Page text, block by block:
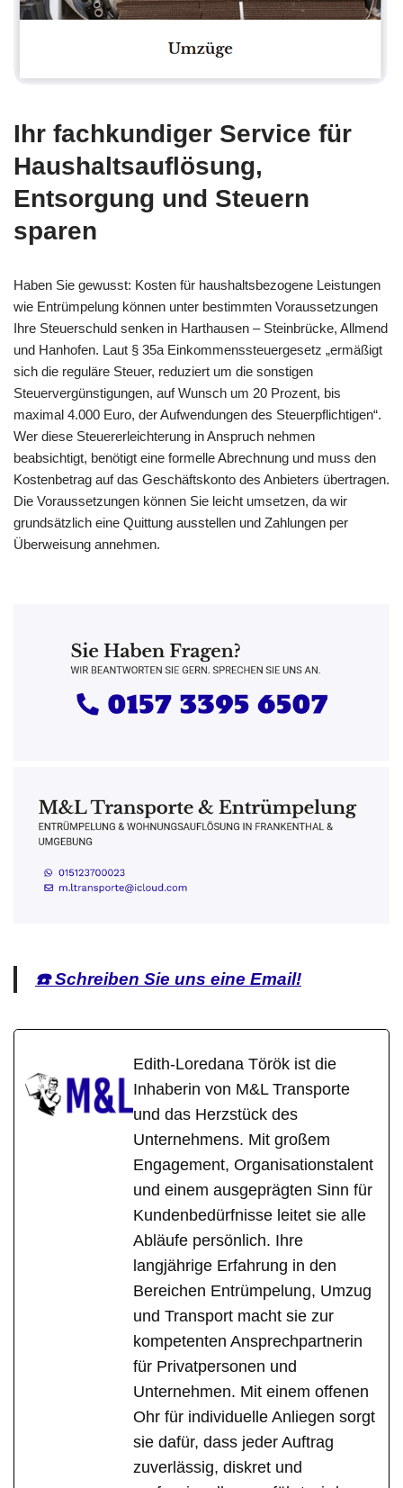
Ihr fachkundiger Service für
Haushaltsauflösung,
Entsorgung und Steuern
sparen
Haben Sie gewusst: Kosten für haushaltsbezogene Leistungen
wie Entrümpelung können unter bestimmten Voraussetzungen
Ihre Steuerschuld senken in Harthausen – Steinbrücke, Allmend
und Hanhofen. Laut § 35a Einkommenssteuergesetz „ermäßigt
sich die reguläre Steuer, reduziert um die sonstigen
Steuervergünstigungen, auf Wunsch um 20 Prozent, bis
maximal 4.000 Euro, der Aufwendungen des Steuerpflichtigen“.
Wer diese Steuererleichterung in Anspruch nehmen
beabsichtigt, benötigt eine formelle Abrechnung und muss den
Kostenbetrag auf das Geschäftskonto des Anbieters übertragen.
Die Voraussetzungen können Sie leicht umsetzen, da wir
grundsätzlich eine Quittung ausstellen und Zahlungen per
Überweisung annehmen.
☎️ Schreiben Sie uns eine Email!
Edith-Loredana Török ist die
Inhaberin von M&L Transporte
und das Herzstück des
Unternehmens. Mit großem
Engagement, Organisationstalent
und einem ausgeprägten Sinn für
Kundenbedürfnisse leitet sie alle
Abläufe persönlich. Ihre
langjährige Erfahrung in den
Bereichen Entrümpelung, Umzug
und Transport macht sie zur
kompetenten Ansprechpartnerin
für Privatpersonen und
Unternehmen. Mit einem offenen
Ohr für individuelle Anliegen sorgt
sie dafür, dass jeder Auftrag
zuverlässig, diskret und